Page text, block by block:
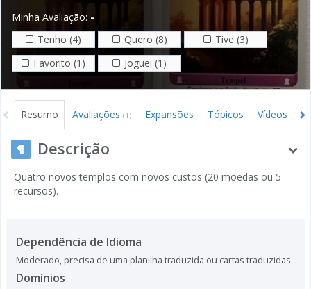
Minha Avaliação: -
Tenho (4)
Quero (8)
Tive (3)
Favorito (1)
Joguei (1)
Resumo Avaliações (1) Expansões Tópicos Vídeos
Descrição
Quatro novos templos com novos custos (20 moedas ou 5
recursos).
Dependência de Idioma
Moderado, precisa de uma planilha traduzida ou cartas traduzidas.
Domínios